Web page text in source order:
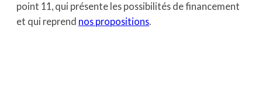
point 11, qui présente les possibilités de financement
et qui reprend nos propositions.